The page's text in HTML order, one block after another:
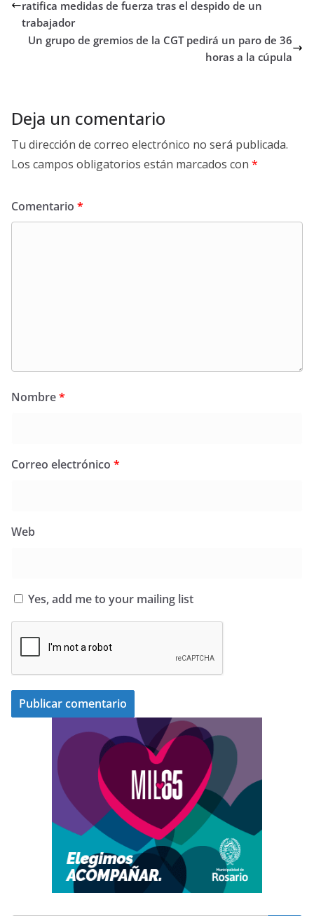
ratifica medidas de fuerza tras el despido de un
trabajador
Un grupo de gremios de la CGT pedirá un paro de 36
horas a la cúpula
Deja un comentario
Tu dirección de correo electrónico no será publicada.
Los campos obligatorios están marcados con *
Comentario *
Nombre*
Correo electrónico *
Web
Yes, add me to your mailing list